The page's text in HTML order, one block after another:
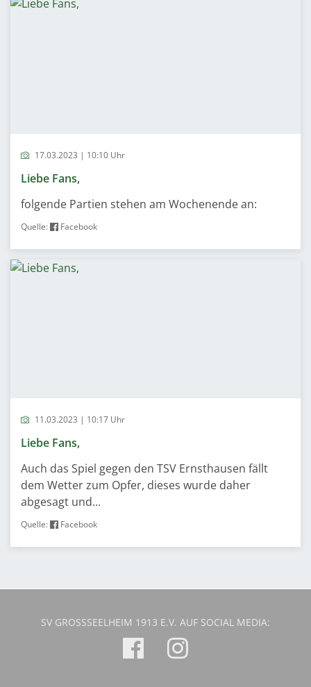
17.03.2023 | 10:10 Uhr
Liebe Fans,
folgende Partien stehen am Wochenende an:
Quelle: Facebook
11.03.2023 | 10:17 Uhr
Liebe Fans,
Auch das Spiel gegen den TSV Ernsthausen fällt
dem Wetter zum Opfer, dieses wurde daher
abgesagt und...
Quelle: Facebook
SV GROSSSEELHEIM 1913 E.V. AUF SOCIAL MEDIA: